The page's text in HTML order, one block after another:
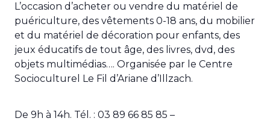
L’occasion d’acheter ou vendre du matériel de
puériculture, des vêtements 0-18 ans, du mobilier
et du matériel de décoration pour enfants, des
jeux éducatifs de tout âge, des livres, dvd, des
objets multimédias…. Organisée par le Centre
Socioculturel Le Fil d’Ariane d’Illzach.
De 9h à 14h. Tél. : 03 89 66 85 85 –